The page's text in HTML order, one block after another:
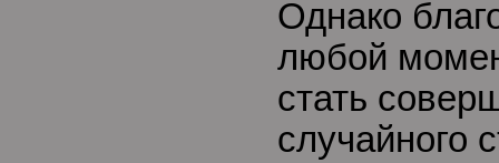
Однако
любой
стать
случайного